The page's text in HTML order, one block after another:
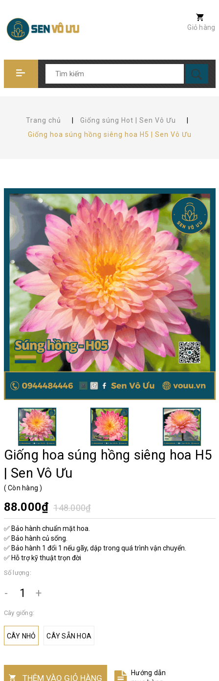
Giỏ hàng
Trang chủ Giống súng Hot | Sen Vô Ưu
Giống hoa súng hồng siêng hoa H5 | Sen Vô Ưu
Giống hoa súng hồng siêng hoa H5
| Sen Vô Ưu
( Còn hàng )
88.000₫ 148.000₫
✅ Bảo hành chuẩn mặt hoa.
✅ Bảo hành củ sống.
✅ Bảo hành 1 đổi 1 nếu gãy, dập trong quá trình vận chuyển.
✅ Hỗ trợ kỹ thuật trọn đời
Số lượng:
- +
Cây giống:
CÂY NHỎ CÂY SẴN HOA
THÊM VÀO GIỎ HÀNG
Hướng dẫn